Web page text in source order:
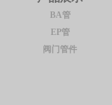
BA管
EP管
阀门管件